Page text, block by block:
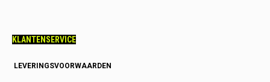
KLANTENSERVICE
LEVERINGSVOORWAARDEN